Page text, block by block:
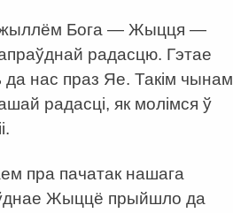
жыллём Бога — Жыцця —
радасцю. Гэтае
нас праз Яе. Такім
радасці, як молімся ў
пра пачатак нашага
Жыццё прыйшло да